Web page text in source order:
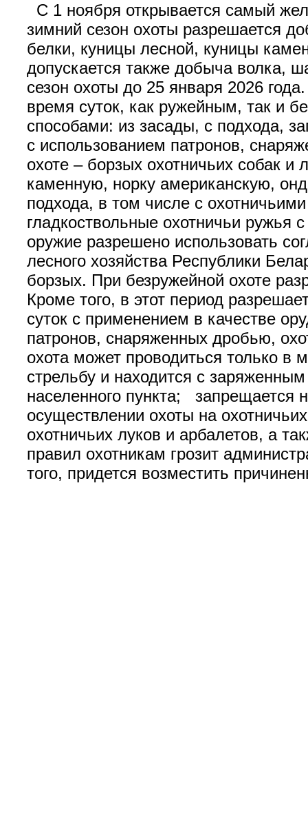
С 1 ноября открывается самый
зимний сезон охоты разрешается
белки, куницы лесной, куницы
допускается также добыча волка,
сезон охоты до 25 января 2026
время суток, как ружейным, так и
способами: из засады, с подхода,
с использованием патронов,
охоте – борзых охотничьих собак
каменную, норку американскую,
подхода, в том числе с
гладкоствольные охотничьи ружья
оружие разрешено использовать
лесного хозяйства Республики
борзых. При безружейной охоте
Кроме того, в этот период
суток с применением в качестве
патронов, снаряженных дробью,
охота может проводиться только в
стрельбу и находится с
населенного пункта; запрещается
осуществлении охоты на
охотничьих луков и арбалетов, а
правил охотникам грозит
того, придется возместить